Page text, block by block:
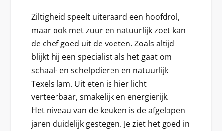
Ziltigheid speelt uiteraard een hoofdrol,
maar ook met zuur en natuurlijk zoet kan
de chef goed uit de voeten. Zoals altijd
blijkt hij een specialist als het gaat om
schaal- en schelpdieren en natuurlijk
Texels lam. Uit eten is hier licht
verteerbaar, smakelijk en energierijk.
Het niveau van de keuken is de afgelopen
jaren duidelijk gestegen. Je ziet het goed in